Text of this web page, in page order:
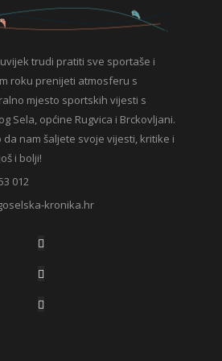
trudi pratiti sve sportaše i
roku prenijeti atmosferu s
mjesto sportskih vijesti s
Sela, općine Rugvica i Brckovljani.
da nam šaljete svoje vijesti, kritike i
i bolji!
012
kronika.hr